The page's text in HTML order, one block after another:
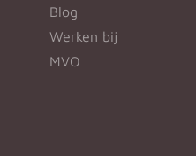
Blog
Werken bij
MVO